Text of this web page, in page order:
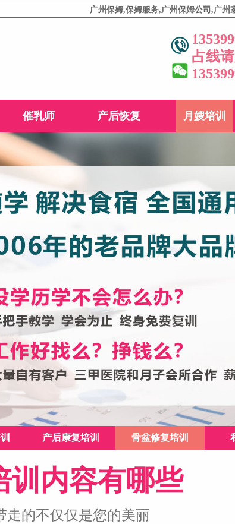
广州保姆,保姆服务,广州保姆公司,广州家政,广州
占线
催乳师 产后恢复 月嫂培训
产后康复培训 骨盆修复培训
训内容有哪些
走的不仅仅是您的美丽